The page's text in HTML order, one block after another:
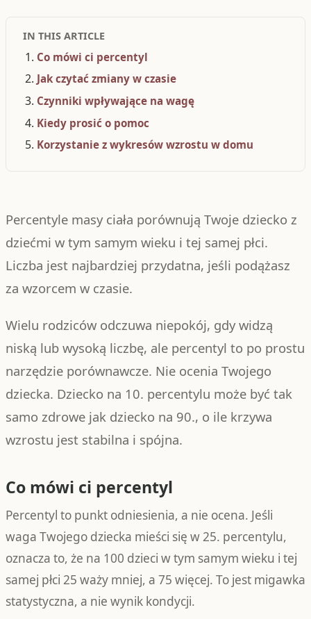
IN THIS ARTICLE
Co mówi ci percentyl
Jak czytać zmiany w czasie
Czynniki wpływające na wagę
Kiedy prosić o pomoc
Korzystanie z wykresów wzrostu w domu
Percentyle masy ciała porównują Twoje dziecko z
dziećmi w tym samym wieku i tej samej płci.
Liczba jest najbardziej przydatna, jeśli podążasz
za wzorcem w czasie.
Wielu rodziców odczuwa niepokój, gdy widzą
niską lub wysoką liczbę, ale percentyl to po prostu
narzędzie porównawcze. Nie ocenia Twojego
dziecka. Dziecko na 10. percentylu może być tak
samo zdrowe jak dziecko na 90., o ile krzywa
wzrostu jest stabilna i spójna.
Co mówi ci percentyl
Percentyl to punkt odniesienia, a nie ocena. Jeśli
waga Twojego dziecka mieści się w 25. percentylu,
oznacza to, że na 100 dzieci w tym samym wieku i tej
samej płci 25 waży mniej, a 75 więcej. To jest migawka
statystyczna, a nie wynik kondycji.